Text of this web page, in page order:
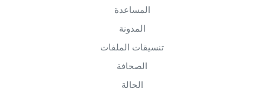
المساعدة
المدونة
تنسيقات الملفات
الصحافة
الحالة